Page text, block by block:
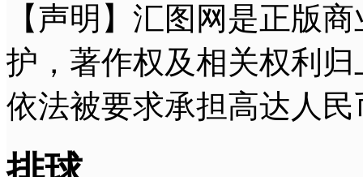
【声明】汇图网是正版
护，著作权及相关权利
依法被要求承担高达人